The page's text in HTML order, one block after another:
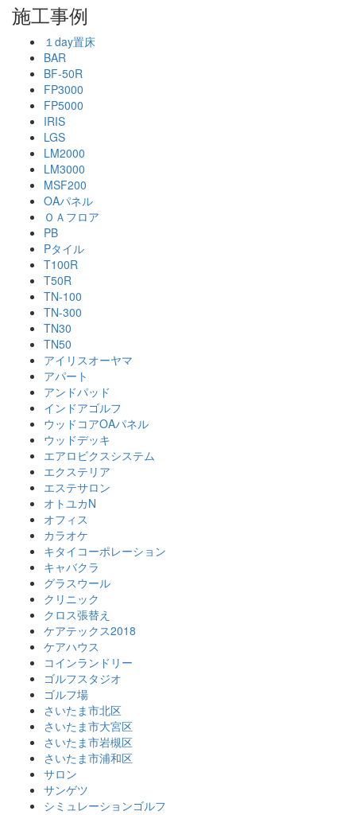
施工事例
１day置床
BAR
BF-50R
FP3000
FP5000
IRIS
LGS
LM2000
LM3000
MSF200
OAパネル
ＯＡフロア
PB
Pタイル
T100R
T50R
TN-100
TN-300
TN30
TN50
アイリスオーヤマ
アパート
アンドパッド
インドアゴルフ
ウッドコアOAパネル
ウッドデッキ
エアロビクスシステム
エクステリア
エステサロン
オトユカN
オフィス
カラオケ
キタイコーポレーション
キャバクラ
グラスウール
クリニック
クロス張替え
ケアテックス2018
ケアハウス
コインランドリー
ゴルフスタジオ
ゴルフ場
さいたま市北区
さいたま市大宮区
さいたま市岩槻区
さいたま市浦和区
サロン
サンゲツ
シミュレーションゴルフ